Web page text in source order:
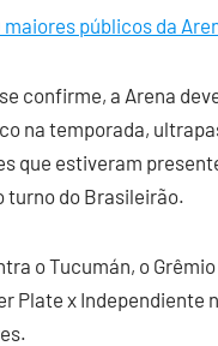
maiores públicos da
confirme, a Arena
na temporada,
que estiveram
turno do Brasileirão.
o Tucumán, o
Plate x Independiente